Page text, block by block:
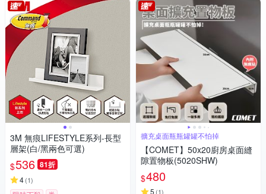
3M 無痕LIFESTYLE系列-長型
層架(白/黑兩色可選)
$536 81折
4(1)
擴充桌面瓶瓶罐罐不怕掉
【COMET】50x20廚房桌面縫
隙置物板(5020SHW)
$480
5 (1)